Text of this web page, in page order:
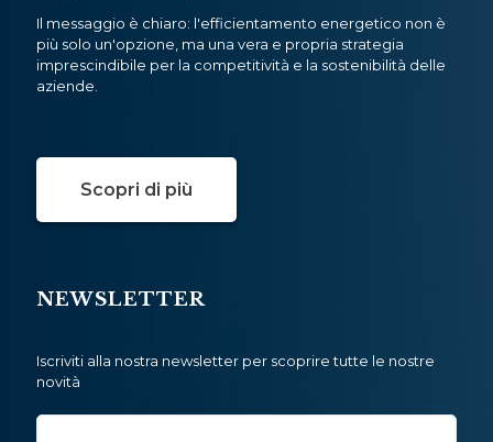
Il messaggio è chiaro: l'efficientamento energetico non è
più solo un'opzione, ma una vera e propria strategia
imprescindibile per la competitività e la sostenibilità delle
aziende.
Scopri di più
NEWSLETTER
Iscriviti alla nostra newsletter per scoprire tutte le nostre
novità